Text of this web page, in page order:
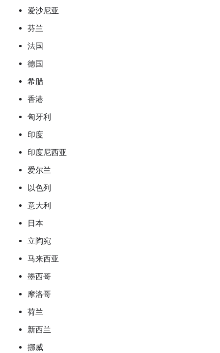
爱沙尼亚
芬兰
法国
德国
希腊
香港
匈牙利
印度
印度尼西亚
爱尔兰
以色列
意大利
日本
立陶宛
马来西亚
墨西哥
摩洛哥
荷兰
新西兰
挪威